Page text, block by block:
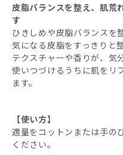
皮脂バランスを整え、肌荒
す
ひきしめや皮脂バランスを
気になる皮脂をすっきりと
テクスチャーや香りが、気
使いつづけるうちに肌をリ
ます。
【使い方】
適量をコットンまたは手の
ください。